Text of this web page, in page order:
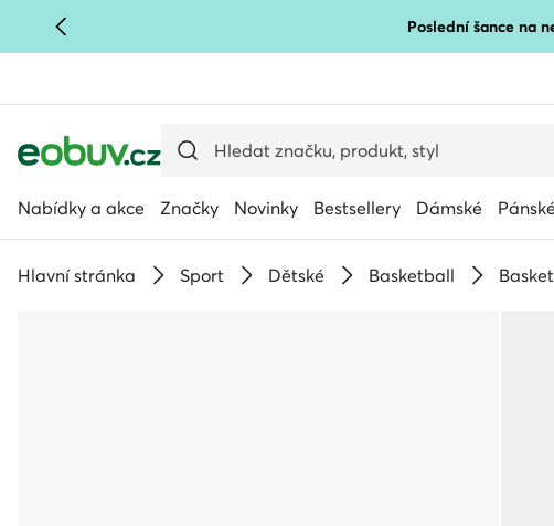
PŘEJÍT NA HLAVNÍ OBSAH Poslední šance na
Nabídky a akce Značky Novinky Bestsellery Dámské Pánské
Hlavní stránka Sport Dětské Basketball